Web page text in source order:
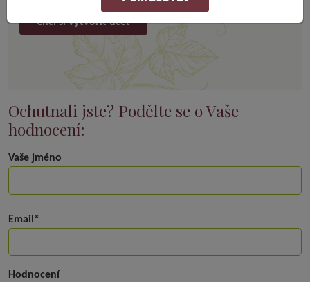
Chci si vytvořit účet
Ochutnali jste? Podělte se o Vaše
hodnocení:
Vaše jméno
Email*
Hodnocení